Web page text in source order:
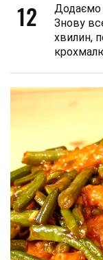
12
Додаємо
Знову
хвилин,